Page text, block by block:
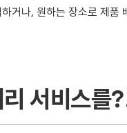
거나, 원하는 장소로 제품
서비스를